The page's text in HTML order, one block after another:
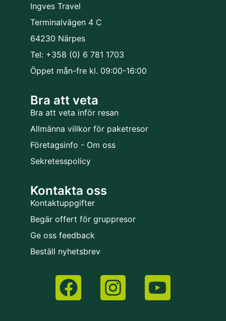
Ingves Travel
Terminalvägen 4 C
64230 Närpes
Tel: +358 (0) 6 781 1703
Öppet mån-fre kl. 09:00-16:00
Bra att veta
Bra att veta inför resan
Allmänna villkor för paketresor
Företagsinfo - Om oss
Sekretesspolicy
Kontakta oss
Kontaktuppgifter
Begär offert för gruppresor
Ge oss feedback
Beställ nyhetsbrev